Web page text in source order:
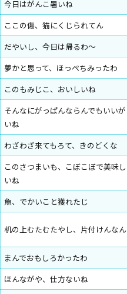
今日はがんこ暑いね
ここの傷、猫にくじられてん
だやいし、今日は帰るわ〜
夢かと思って、ほっぺちみったわ
このもみじこ、おいしいね
そんなにがっぱんならんでもいいが
いね
わざわざ来てもろて、きのどくな
このさつまいも、こぼこぼで美味し
いね
魚、でかいこと獲れたじ
机の上むたむたやし、片付けんなん
まんでおもしろかったわ
ほんながや、仕方ないね